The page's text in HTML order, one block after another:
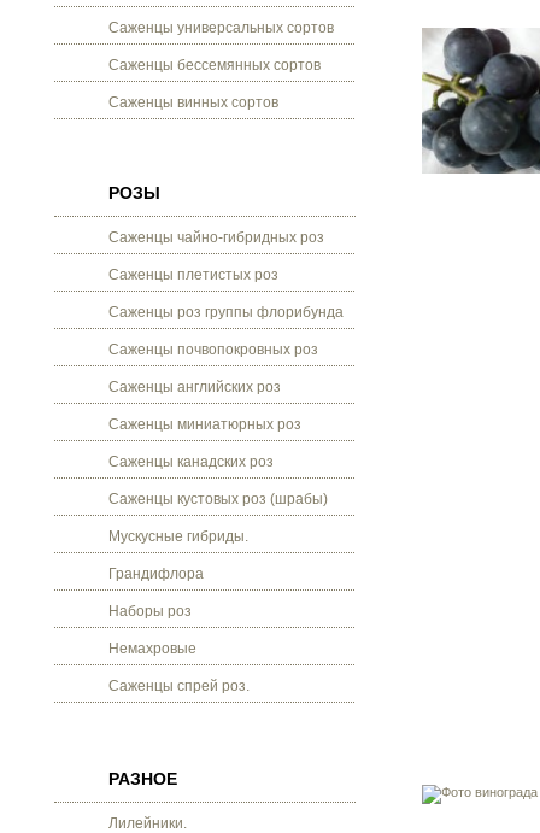
Саженцы универсальных сортов
Саженцы бессемянных сортов
Саженцы винных сортов
РОЗЫ
Саженцы чайно-гибридных роз
Саженцы плетистых роз
Саженцы роз группы флорибунда
Саженцы почвопокровных роз
Саженцы английских роз
Саженцы миниатюрных роз
Саженцы канадских роз
Саженцы кустовых роз (шрабы)
Мускусные гибриды.
Грандифлора
Наборы роз
Немахровые
Саженцы спрей роз.
РАЗНОЕ
Лилейники.